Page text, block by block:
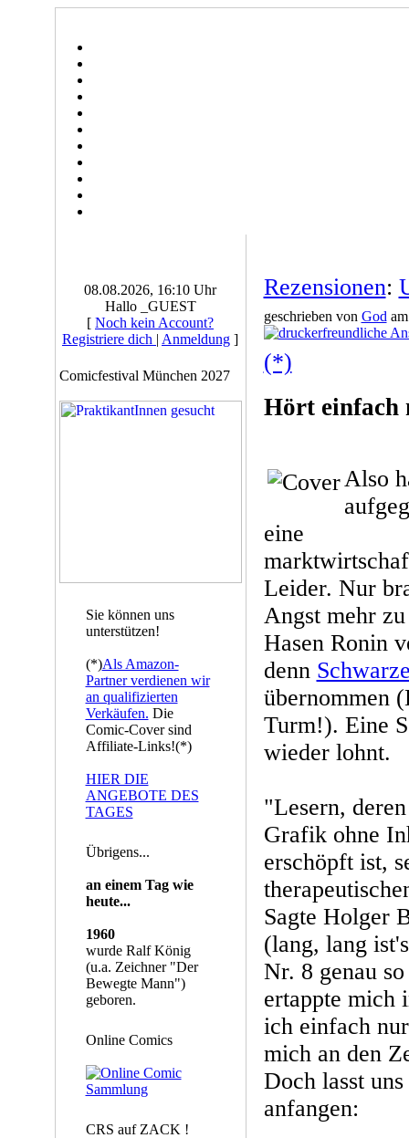
08.08.2026, 16:10 Uhr
Hallo _GUEST
[ Noch kein Account?
Registriere dich | Anmeldung ]
Comicfestival München 2027
Sie können uns
unterstützen!
(*)Als Amazon-
Partner verdienen wir
an qualifizierten
Verkäufen. Die
Comic-Cover sind
Affiliate-Links!(*)
HIER DIE
ANGEBOTE DES
TAGES
Übrigens...
an einem Tag wie
heute...
1960
wurde Ralf König
(u.a. Zeichner "Der
Bewegte Mann")
geboren.
Online Comics
CRS auf ZACK !
Rezensionen:
geschrieben von God
(*)
Hört einfach
Also
eine
Leider. Nur
Angst mehr
Hasen Ronin
denn
übernommen
Turm!). Eine
wieder lohnt.
"Lesern,
Grafik ohne
erschöpft ist,
Sagte Holger
(lang, lang
Nr. 8 genau
ertappte mich
ich einfach
mich an den
Doch lasst
anfangen: